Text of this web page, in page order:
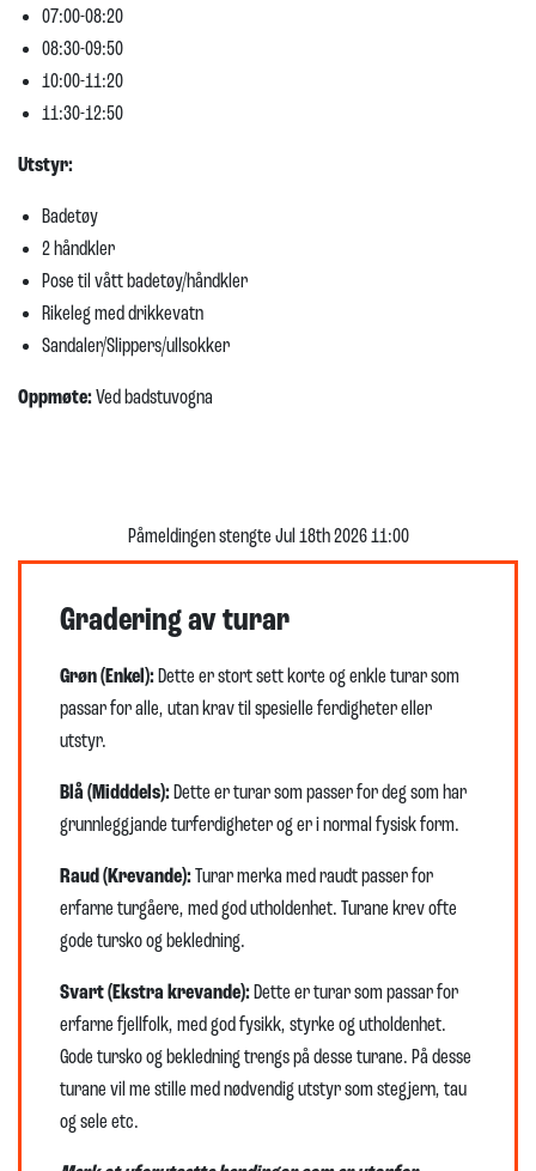
07:00-08:20
08:30-09:50
10:00-11:20
11:30-12:50
Utstyr:
Badetøy
2 håndkler
Pose til vått badetøy/håndkler
Rikeleg med drikkevatn
Sandaler/Slippers/ullsokker
Oppmøte:Ved badstuvogna
Påmeldingen stengte Jul 18th 2026 11:00
Gradering av turar
Grøn (Enkel):Dette er stort sett korte og enkle turar som
passar for alle, utan krav til spesielle ferdigheter eller
utstyr.
Blå (Midddels):Dette er turar som passer for deg som har
grunnleggjande turferdigheter og er i normal fysisk form.
Raud (Krevande):Turar merka med raudt passer for
erfarne turgåere, med god utholdenhet. Turane krev ofte
gode tursko og bekledning.
Svart (Ekstra krevande):Dette er turar som passar for
erfarne fjellfolk, med god fysikk, styrke og utholdenhet.
Gode tursko og bekledning trengs på desse turane. På desse
turane vil me stille med nødvendig utstyr som stegjern, tau
og sele etc.